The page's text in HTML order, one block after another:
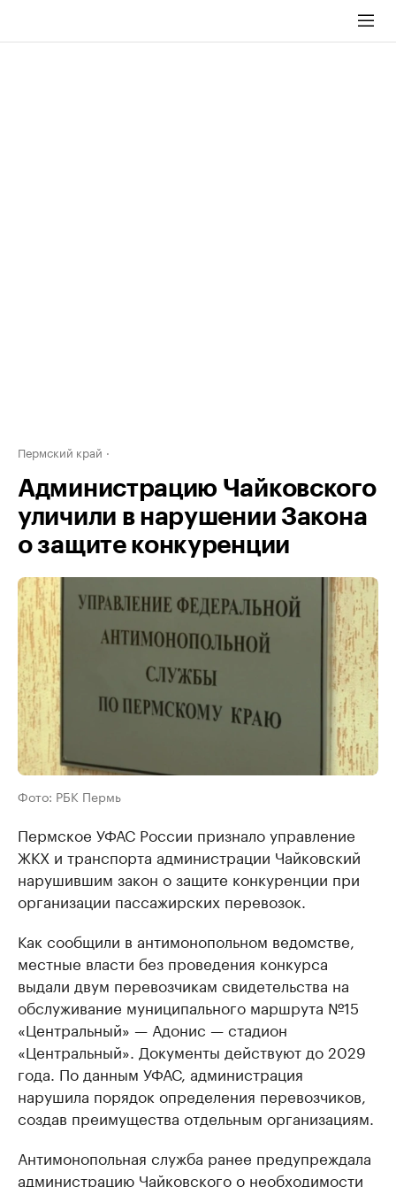
Пермский край
Администрацию Чайковского
уличили в нарушении Закона
о защите конкуренции
Фото: РБК Пермь
Пермское УФАС России признало управление
ЖКХ и транспорта администрации Чайковский
нарушившим закон о защите конкуренции при
организации пассажирских перевозок.
Как сообщили в антимонопольном ведомстве,
местные власти без проведения конкурса
выдали двум перевозчикам свидетельства на
обслуживание муниципального маршрута №15
«Центральный» — Адонис — стадион
«Центральный». Документы действуют до 2029
года. По данным УФАС, администрация
нарушила порядок определения перевозчиков,
создав преимущества отдельным организациям.
Антимонопольная служба ранее предупреждала
администрацию Чайковского о необходимости